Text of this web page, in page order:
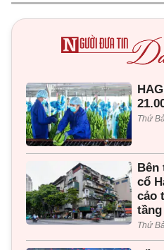
Thứ
cổ
cảo
tầng
Thứ